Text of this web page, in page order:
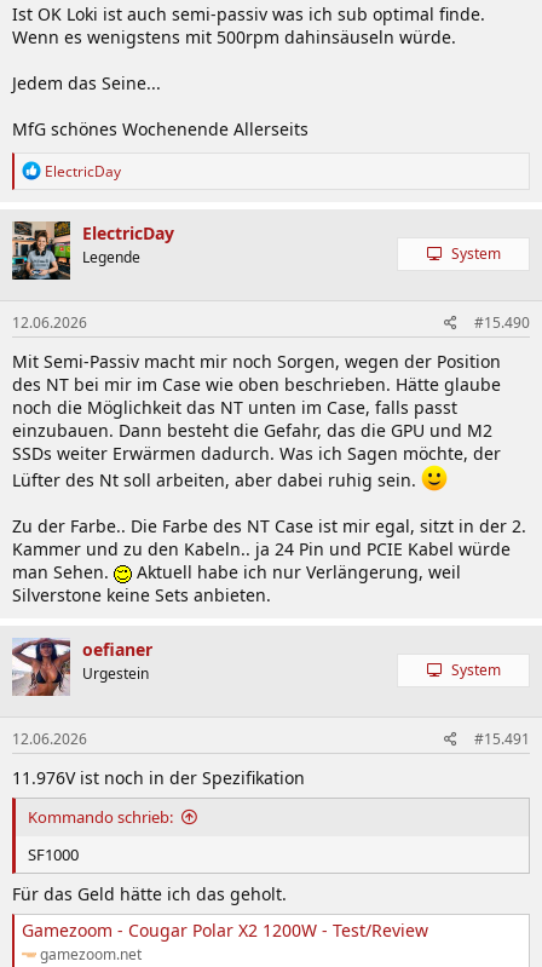
Ist OK Loki ist auch semi-passiv was ich sub optimal finde.
Wenn es wenigstens mit 500rpm dahinsäuseln würde.
Jedem das Seine...
MfG schönes Wochenende Allerseits
R
k
t
i
o
n
e
n
:
ElectricDay
ElectricDay
Legende System
12.06.2026 #15.490
Mit Semi-Passiv macht mir noch Sorgen, wegen der Position
des NT bei mir im Case wie oben beschrieben. Hätte glaube
noch die Möglichkeit das NT unten im Case, falls passt
einzubauen. Dann besteht die Gefahr, das die GPU und M2
SSDs weiter Erwärmen dadurch. Was ich Sagen möchte, der
Lüfter des Nt soll arbeiten, aber dabei ruhig sein.
Zu der Farbe.. Die Farbe des NT Case ist mir egal, sitzt in der 2.
Kammer und zu den Kabeln.. ja 24 Pin und PCIE Kabel würde
man Sehen.
Aktuell habe ich nur Verlängerung, weil
Silverstone keine Sets anbieten.
oefianer
Urgestein System
12.06.2026 #15.491
11.976V ist noch in der Spezifikation
Kommando schrieb:
SF1000
Für das Geld hätte ich das geholt.
Gamezoom - Cougar Polar X2 1200W - Test/Review
gamezoom.net